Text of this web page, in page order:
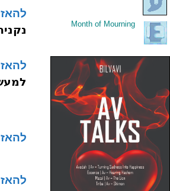
Month of Mourning